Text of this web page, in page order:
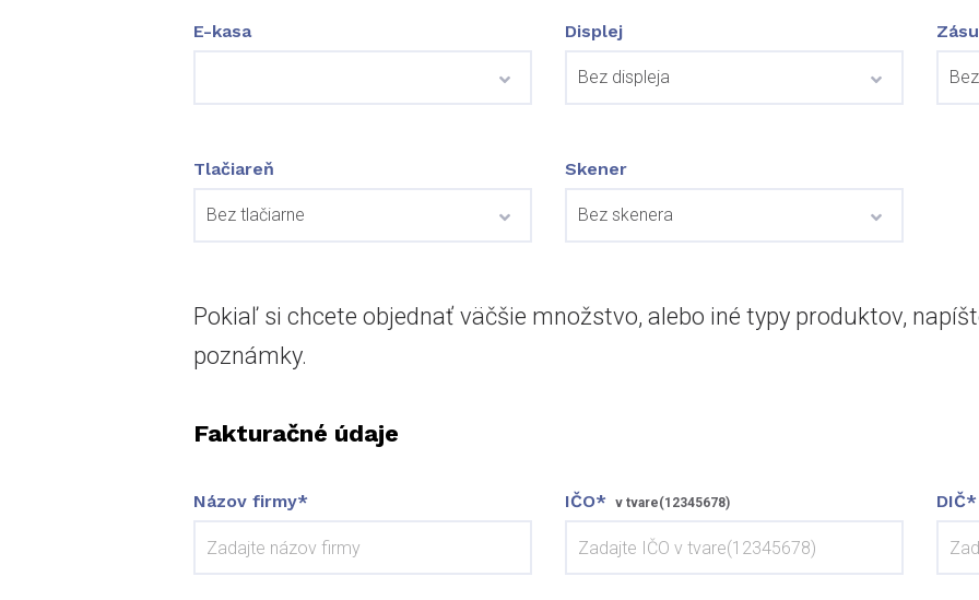
E-kasa Displej
Tlačiareň Skener
Pokiaľ si chcete objednať väčšie množstvo, alebo iné typy produktov,
poznámky.
Fakturačné údaje
Názov firmy* IČO* v tvare(12345678) DIČ*